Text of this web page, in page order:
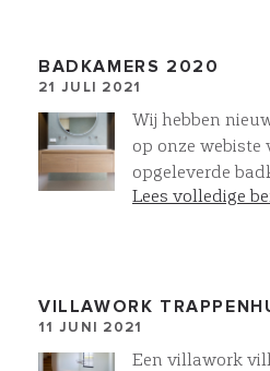
borstwering,
diep de villa
villa met een
compleet
Toparchitectuur
BADKAMERS 2020
21 JULI 2021
Wij hebben
op onze webiste
opgeleverde
Fotogalerij,
Lees volledige
VILLAWORK
11 JUNI 2021
Een villawork